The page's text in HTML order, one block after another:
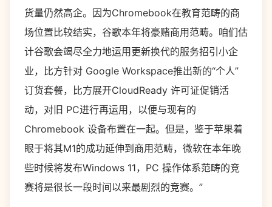
货量仍然高企。因为Chromebook在教育范畴的商
场位置比较结实，谷歌本年将豪赌商用范畴。咱们估
计谷歌会竭尽全力地运用更新换代的服务招引小企
业，比方针对 Google Workspace推出新的“个人”
订货套餐，比方展开CloudReady 许可证促销活
动，对旧 PC进行再运用，以便与现有的
Chromebook 设备布置在一起。但是，鉴于苹果着
眼于将其M1的成功延伸到商用范畴，微软在本年晚
些时候将发布Windows 11，PC 操作体系范畴的竞
赛将是很长一段时间以来最剧烈的竞赛。”